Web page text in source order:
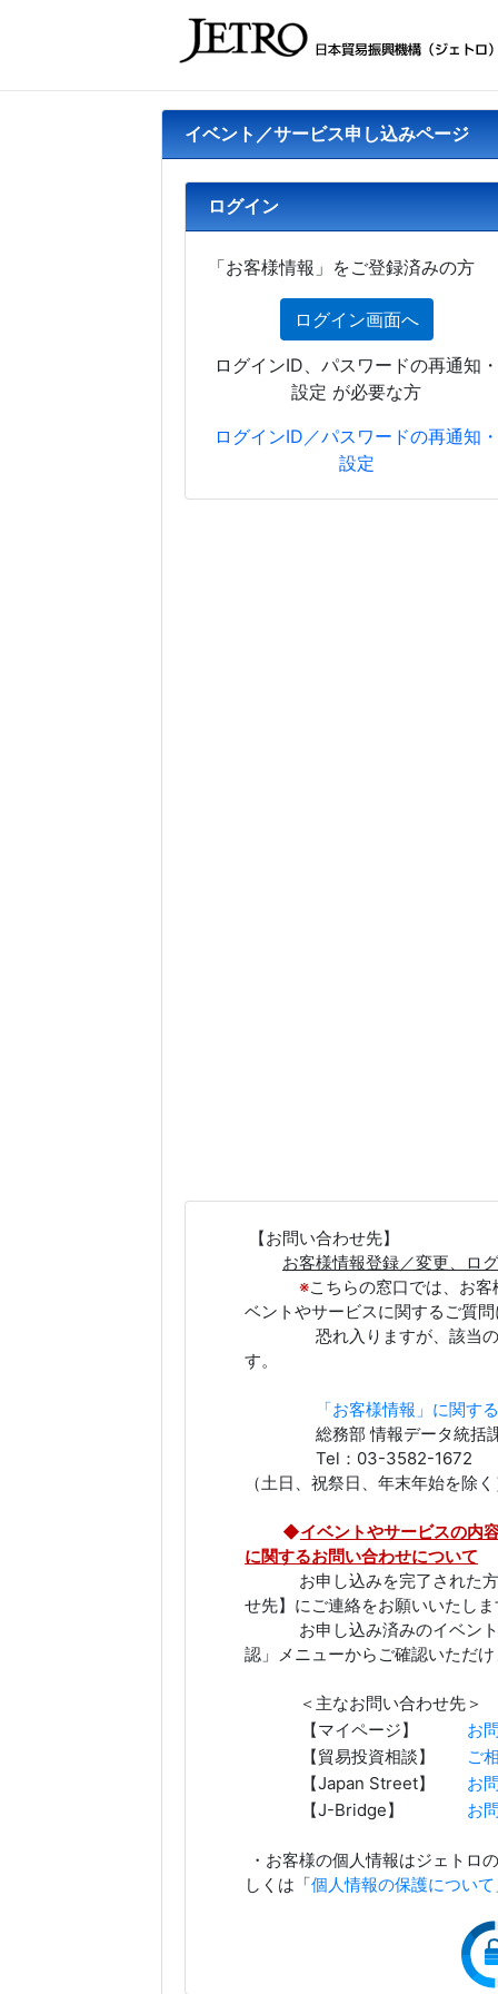
イベント／サービス申し込みページ
ログイン
「お客様情報」をご登録済みの方
ログイン画面へ
ログインID、パスワードの再通知・
設定 が必要な方
ログインID／パスワードの再通知・
設定
【お問い合わせ先】
お客様情報登録／変更、ロ
※こちらの窓口では、お
ベントやサービスに関するご質
恐れ入りますが、該当の窓
す。
「お客様情報」に関す
総務部 情報データ統括
Tel：03-3582-1672 ※受付
（土日、祝祭日、年末年始を除
◆イベントやサービスの内
に関するお問い合わせについて
お申し込みを完了された方は
せ先】にご連絡をお願いいたし
お申し込み済みのイベントは
認」メニューからご確認いただ
＜主なお問い合わせ先＞
【マイページ】
お
【貿易投資相談】
ご
【Japan Street】
お
【J-Bridge】
お
・お客様の個人情報はジェトロ
しくは「個人情報の保護について